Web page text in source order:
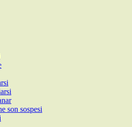
son sospesi